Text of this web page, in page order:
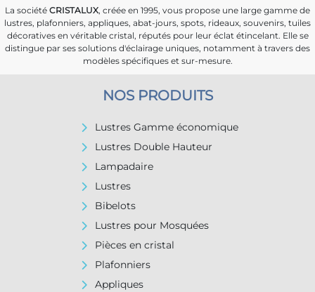
La société CRISTALUX, créée en 1995, vous propose une large gamme de
lustres, plafonniers, appliques, abat-jours, spots, rideaux, souvenirs, tuiles
décoratives en véritable cristal, réputés pour leur éclat étincelant. Elle se
distingue par ses solutions d'éclairage uniques, notamment à travers des
modèles spécifiques et sur-mesure.
NOS PRODUITS
Lustres Gamme économique
Lustres Double Hauteur
Lampadaire
Lustres
Bibelots
Lustres pour Mosquées
Pièces en cristal
Plafonniers
Appliques